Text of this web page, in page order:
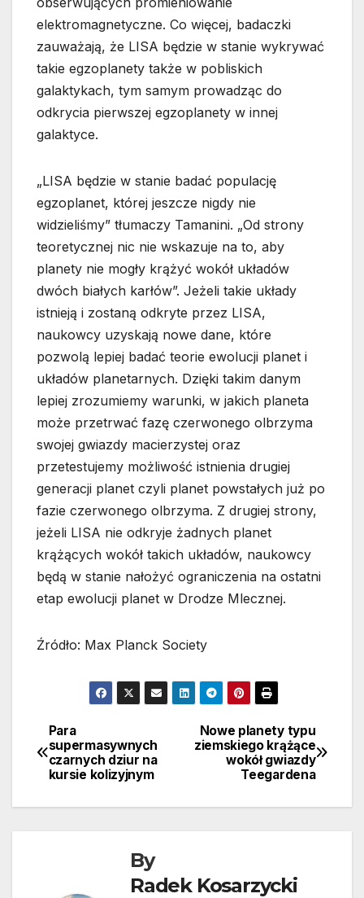
elektromagnetyczne. Co więcej, badaczki
zauważają, że LISA będzie w stanie wykrywać
takie egzoplanety także w pobliskich
galaktykach, tym samym prowadząc do
odkrycia pierwszej egzoplanety w innej
galaktyce.
„LISA będzie w stanie badać populację
egzoplanet, której jeszcze nigdy nie
widzieliśmy” tłumaczy Tamanini. „Od strony
teoretycznej nic nie wskazuje na to, aby
planety nie mogły krążyć wokół układów
dwóch białych karłów”. Jeżeli takie układy
istnieją i zostaną odkryte przez LISA,
naukowcy uzyskają nowe dane, które
pozwolą lepiej badać teorie ewolucji planet i
układów planetarnych. Dzięki takim danym
lepiej zrozumiemy warunki, w jakich planeta
może przetrwać fazę czerwonego olbrzyma
swojej gwiazdy macierzystej oraz
przetestujemy możliwość istnienia drugiej
generacji planet czyli planet powstałych już po
fazie czerwonego olbrzyma. Z drugiej strony,
jeżeli LISA nie odkryje żadnych planet
krążących wokół takich układów, naukowcy
będą w stanie nałożyć ograniczenia na ostatni
etap ewolucji planet w Drodze Mlecznej.
Źródło: Max Planck Society
Nawigacja
wpisu
Nowe planety typu
ziemskiego krążące
wokół gwiazdy
Teegardena
Para
supermasywnych
czarnych dziur na
kursie kolizyjnym
By
Radek Kosarzycki